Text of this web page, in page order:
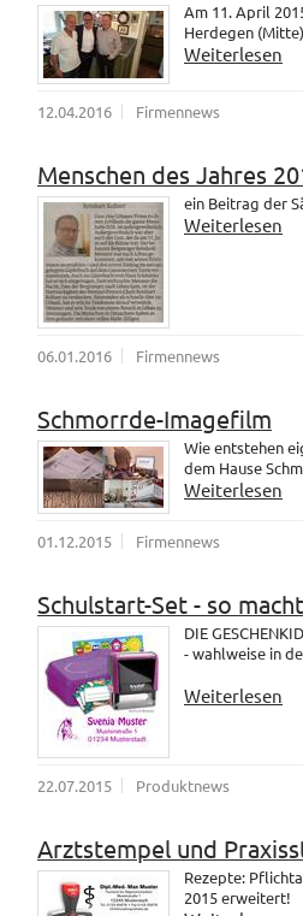
Am 11. April
Herdegen
Weiterlesen
12.04.2016 Firmennews
Menschen des Jahres
ein Beitrag der
Weiterlesen
06.01.2016 Firmennews
Schmorrde-Imagefilm
Wie entstehen
dem Hause
Weiterlesen
01.12.2015 Firmennews
Schulstart-Set - so
DIE
- wahlweise in
Weiterlesen
22.07.2015 Produktnews
Arztstempel und
Rezepte:
2015 erweitert!